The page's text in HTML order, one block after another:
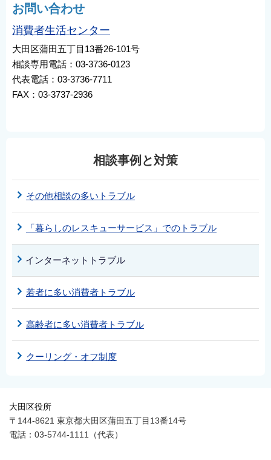
お問い合わせ
消費者生活センター
大田区蒲田五丁目13番26-101号
相談専用電話：03-3736-0123
代表電話：03-3736-7711
FAX：03-3737-2936
相談事例と対策
その他相談の多いトラブル
「暮らしのレスキューサービス」でのトラブル
インターネットトラブル
若者に多い消費者トラブル
高齢者に多い消費者トラブル
クーリング・オフ制度
大田区役所
〒144-8621 東京都大田区蒲田五丁目13番14号
電話：03-5744-1111（代表）